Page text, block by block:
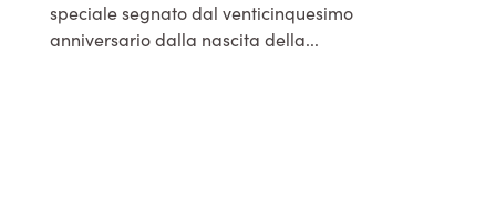
speciale segnato dal venticinquesimo
anniversario dalla nascita della...